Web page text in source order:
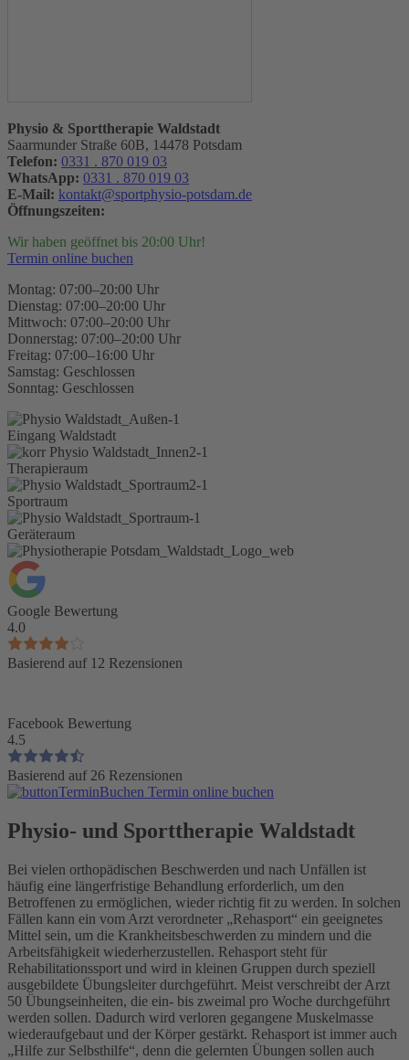
Physio & Sporttherapie Waldstadt
Saarmunder Straße 60B, 14478 Potsdam
Telefon: 0331 . 870 019 03
WhatsApp: 0331 . 870 019 03
E-Mail: kontakt@sportphysio-potsdam.de
Öffnungszeiten:
Wir haben geöffnet bis 20:00 Uhr!
Termin online buchen
Montag: 07:00–20:00 Uhr
Dienstag: 07:00–20:00 Uhr
Mittwoch: 07:00–20:00 Uhr
Donnerstag: 07:00–20:00 Uhr
Freitag: 07:00–16:00 Uhr
Samstag: Geschlossen
Sonntag: Geschlossen
Eingang Waldstadt
Therapieraum
Sportraum
Geräteraum
Google Bewertung
4.0
Basierend auf 12 Rezensionen
Facebook Bewertung
4.5
Basierend auf 26 Rezensionen
Termin online buchen
Physio- und Sporttherapie Waldstadt
Bei vielen orthopädischen Beschwerden und nach Unfällen ist
häufig eine längerfristige Behandlung erforderlich, um den
Betroffenen zu ermöglichen, wieder richtig fit zu werden. In solchen
Fällen kann ein vom Arzt verordneter „Rehasport“ ein geeignetes
Mittel sein, um die Krankheitsbeschwerden zu mindern und die
Arbeitsfähigkeit wiederherzustellen. Rehasport steht für
Rehabilitationssport und wird in kleinen Gruppen durch speziell
ausgebildete Übungsleiter durchgeführt. Meist verschreibt der Arzt
50 Übungseinheiten, die ein- bis zweimal pro Woche durchgeführt
werden sollen. Dadurch wird verloren gegangene Muskelmasse
wiederaufgebaut und der Körper gestärkt. Rehasport ist immer auch
„Hilfe zur Selbsthilfe“, denn die gelernten Übungen sollen auch